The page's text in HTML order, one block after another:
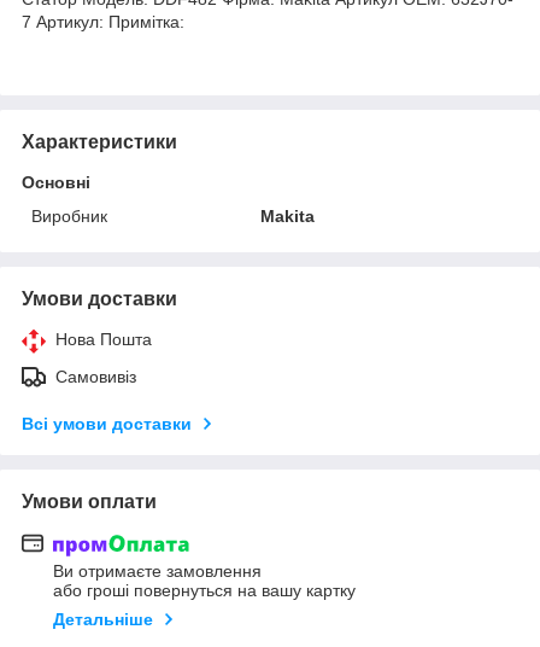
7 Артикул: Примітка:
Характеристики
Основні
Виробник
Makita
Умови доставки
Нова Пошта
Самовивіз
Всі умови доставки
Умови оплати
Ви отримаєте замовлення
або гроші повернуться на вашу картку
Детальніше